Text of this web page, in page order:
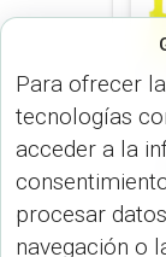
Para ofrecer
tecnologías
acceder a la
procesar
navegación o